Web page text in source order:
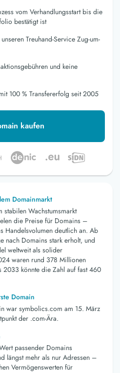
vom Verhandlungsstart bis die
bestätigt ist
Treuhand-Service Zug-um-
und keine
100 % Transfererfolg seit 2005
kaufen
Domainmarkt
stabilen Wachstumsmarkt
die Preise für Domains –
Handelsvolumen deutlich an. Ab
nach Domains stark erholt, und
weltweit als solider
waren rund 378 Millionen
könnte die Zahl auf fast 460
Domain
war symbolics.com am 15. März
der .com-Ära.
passender Domains
längst mehr als nur Adressen –
Vermögenswerten für